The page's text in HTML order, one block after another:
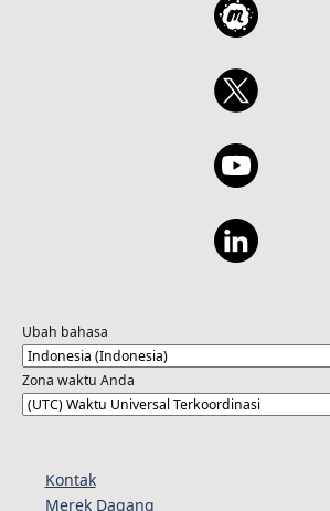
Ubah bahasa
Zona waktu Anda
Kontak
Merek Dagang